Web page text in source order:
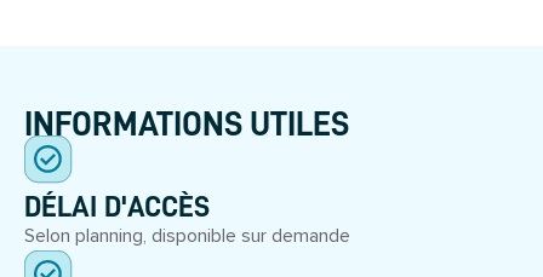
INFORMATIONS UTILES
DÉLAI D'ACCÈS
Selon planning, disponible sur demande